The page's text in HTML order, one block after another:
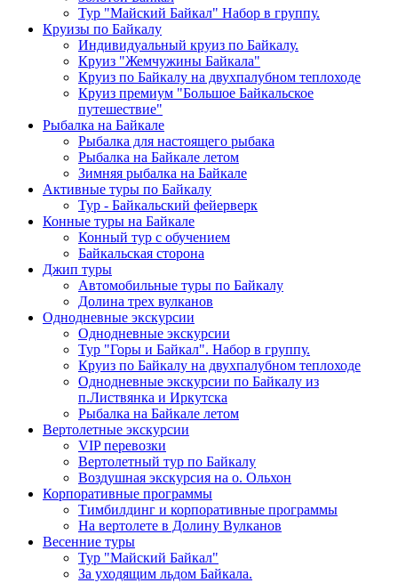
Тур "Майский Байкал" Набор в группу.
Круизы по Байкалу
Индивидуальный круиз по Байкалу.
Круиз "Жемчужины Байкала"
Круиз по Байкалу на двухпалубном теплоходе
Круиз премиум "Большое Байкальское
путешествие"
Рыбалка на Байкале
Рыбалка для настоящего рыбака
Рыбалка на Байкале летом
Зимняя рыбалка на Байкале
Активные туры по Байкалу
Тур - Байкальский фейерверк
Конные туры на Байкале
Конный тур с обучением
Байкальская сторона
Джип туры
Автомобильные туры по Байкалу
Долина трех вулканов
Однодневные экскурсии
Однодневные экскурсии
Тур "Горы и Байкал". Набор в группу.
Круиз по Байкалу на двухпалубном теплоходе
Однодневные экскурсии по Байкалу из
п.Листвянка и Иркутска
Рыбалка на Байкале летом
Вертолетные экскурсии
VIP перевозки
Вертолетный тур по Байкалу
Воздушная экскурсия на о. Ольхон
Корпоративные программы
Тимбилдинг и корпоративные программы
На вертолете в Долину Вулканов
Весенние туры
Тур "Майский Байкал"
За уходящим льдом Байкала.